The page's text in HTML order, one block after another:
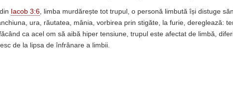
Iacob 3:6, limba murdărește tot trupul, o personă limbută își distuge
ura, răutatea, mânia, vorbirea prin stigăte, la furie, dereglează:
ca acel om să aibă hiper tensiune, trupul este afectat de limbă,
de la lipsa de înfrânare a limbii.